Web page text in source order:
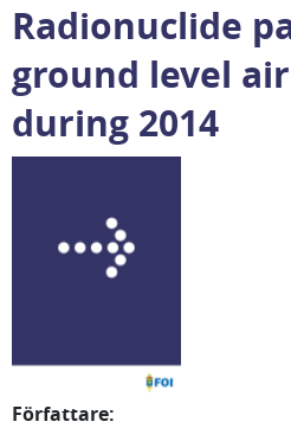
Radionuclide
ground level
during 2014
Författare: